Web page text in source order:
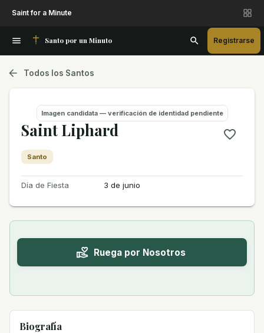
Saint for a Minute
Santo por un Minuto Registrarse
Todos los Santos
Imagen candidata — verificación de identidad pendiente
Saint Liphard
Santo
Día de Fiesta 3 de junio
Ruega por Nosotros
Biografía